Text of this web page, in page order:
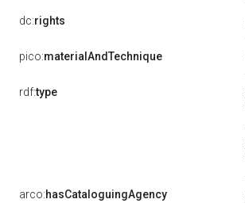
dc:rights
pico:materialAndTechnique
rdf:type
arco:hasCataloguingAgency